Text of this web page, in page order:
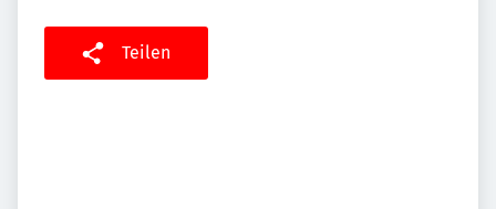
Teilen